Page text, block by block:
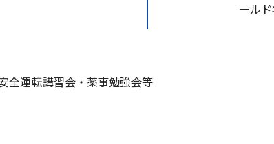
ール
全運転講習会・薬事勉強会等